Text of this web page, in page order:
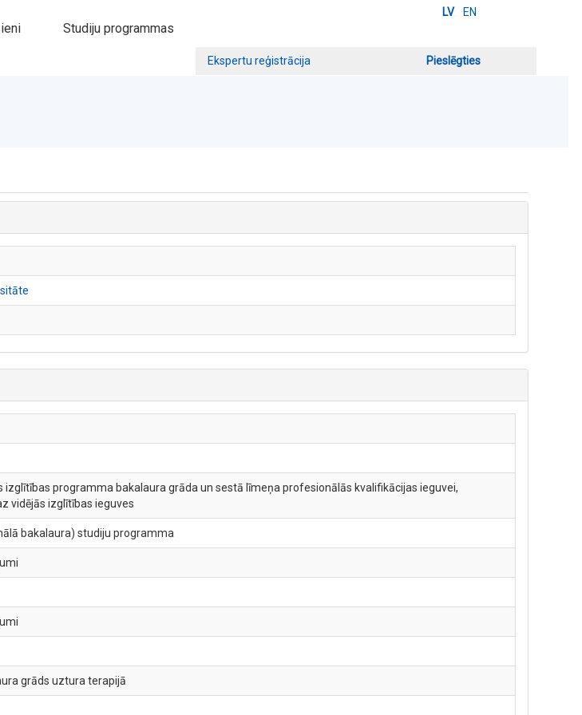
LV EN
Studiju programmas
Ekspertu reģistrācija Pieslēgties
izglītības programma bakalaura grāda un sestā līmeņa profesionālās kvalifikācijas ieguvei,
vidējās izglītības ieguves
bakalaura) studiju programma
grāds uztura terapijā